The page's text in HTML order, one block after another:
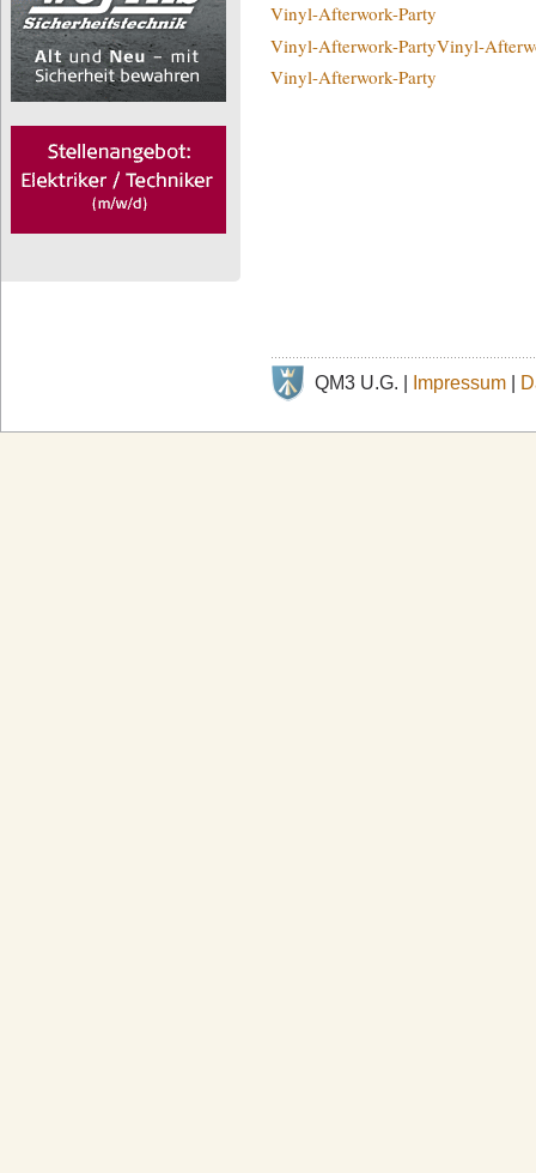
Vinyl-Afterwork-Party
Vinyl-Afterwork-PartyVinyl-
Vinyl-Afterwork-Party
QM3 U.G. | Impressum